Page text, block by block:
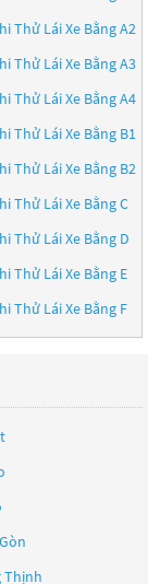
Thử Lái Xe Bằng A2
Thử Lái Xe Bằng A3
Thử Lái Xe Bằng A4
Thử Lái Xe Bằng B1
Thử Lái Xe Bằng B2
Thử Lái Xe Bằng C
Thử Lái Xe Bằng D
Thử Lái Xe Bằng E
Thử Lái Xe Bằng F
Thịnh